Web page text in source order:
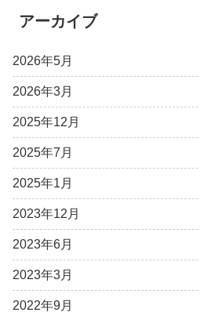
アーカイブ
2026年5月
2026年3月
2025年12月
2025年7月
2025年1月
2023年12月
2023年6月
2023年3月
2022年9月